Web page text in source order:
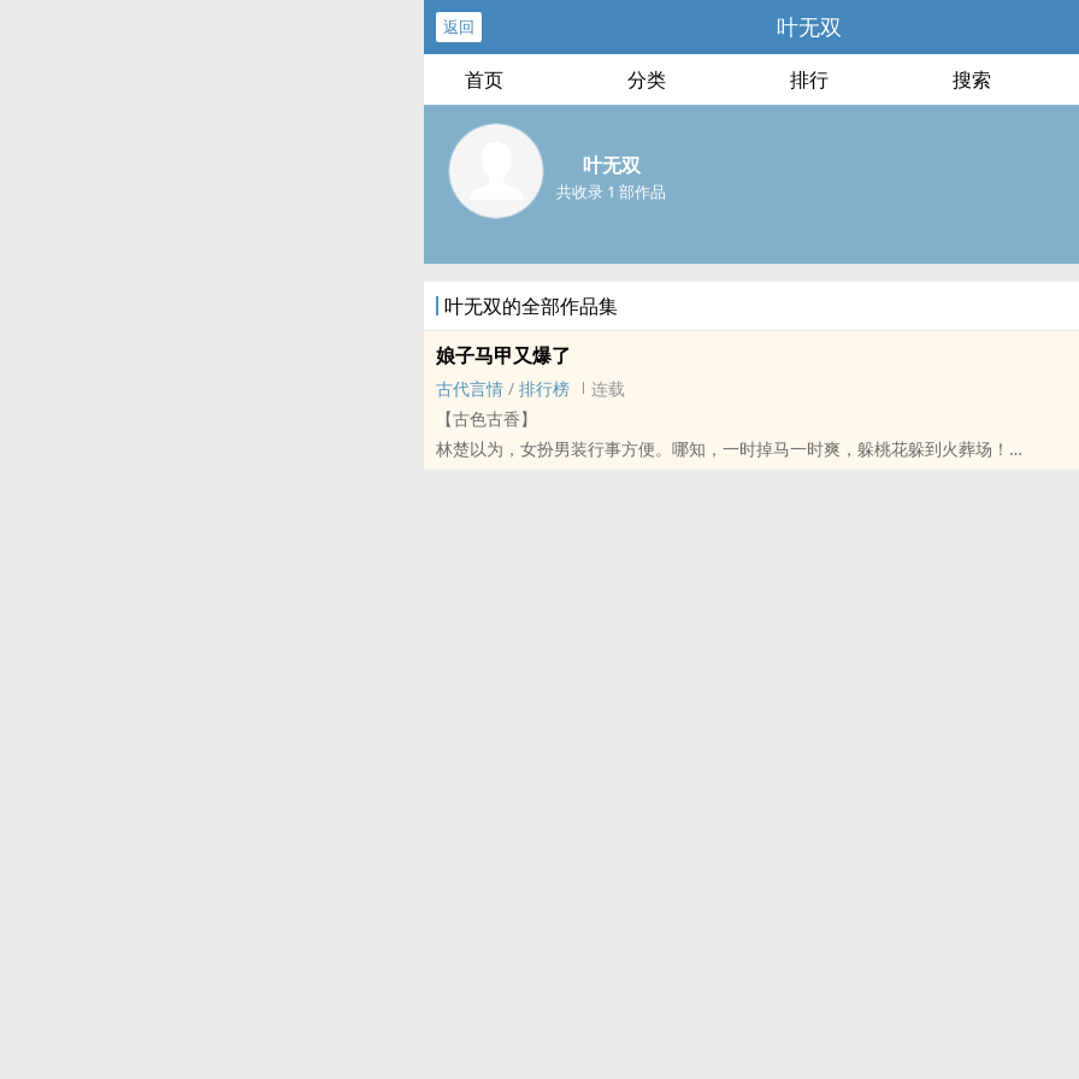
返回 叶无双
首页 分类 排行 搜索
叶无双
共收录 1 部作品
叶无双的全部作品集
娘子马甲又爆了
古代言情 / 排行榜
连载
【古色古香】
林楚以为，女扮男装行事方便。哪知，一时掉马一时爽，躲桃花躲到火葬场！